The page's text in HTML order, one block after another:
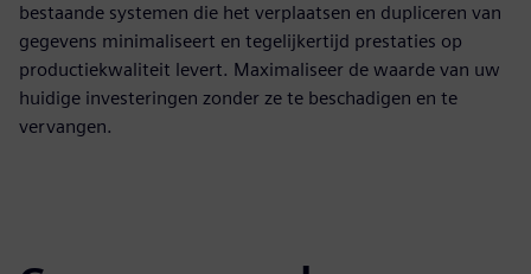
bestaande systemen die het verplaatsen en dupliceren van
gegevens minimaliseert en tegelijkertijd prestaties op
productiekwaliteit levert. Maximaliseer de waarde van uw
huidige investeringen zonder ze te beschadigen en te
vervangen.